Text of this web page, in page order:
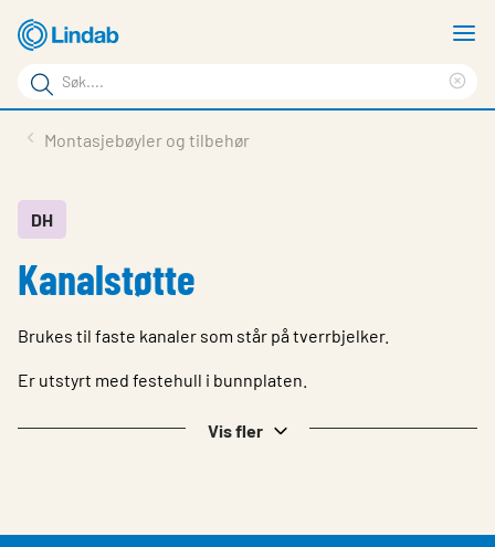
hovedinnhold
Søkeord
Søk
på
Last ned
Om Lindab
Montasjebøyler og tilbehør
DH
Kanalstøtte
Brukes til faste kanaler som står på tverrbjelker.
Er utstyrt med festehull i bunnplaten.
Vis fler